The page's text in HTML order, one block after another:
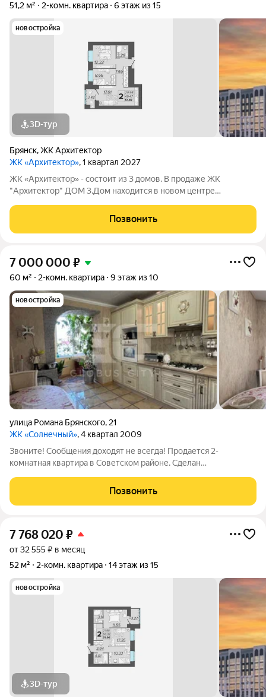
51,2 м²
2-комн. квартира 6 этаж из 15
новостройка
3D-тур
Брянск,ЖК Архитектор
ЖК «Архитектор», 1 квартал 2027
ЖК «Архитектор» - состоит из 3 домов. В продаже ЖК
"Архитектор" ДОМ 3.Дом находится в новом центре
Амосова. ИНФРАСТРУКТУРА: В 7 минутах пешком: магазины,
кафе, аптеки, студии красоты, пункты выдачи
Позвонить
7 000 000 ₽
60 м² 2-комн. квартира 9 этаж из 10
новостройка
улица Романа Брянского, 21
ЖК «Солнечный», 4 квартал 2009
Звоните! Сообщения доходят не всегда! Продается 2-
комнатная квартира в Советском районе. Сделан
кафеле, теплый пол. Утепленная лоджия. В комнатах на полу
паркет. В стоимость входит вся мебель и
Позвонить
7 768 020 ₽
от 32 555 ₽ в месяц
52 м²
2-комн. квартира 14 этаж из 15
новостройка
3D-тур